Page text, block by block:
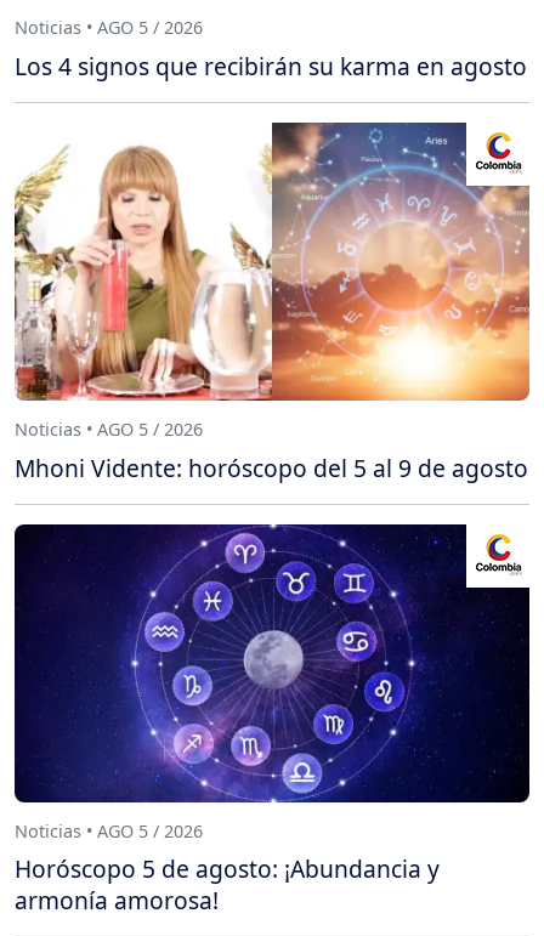
Noticias • AGO 5 / 2026
Los 4 signos que recibirán su karma en agosto
Noticias • AGO 5 / 2026
Mhoni Vidente: horóscopo del 5 al 9 de agosto
Noticias • AGO 5 / 2026
Horóscopo 5 de agosto: ¡Abundancia y
armonía amorosa!